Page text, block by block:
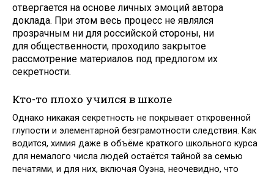
отвергается на основе личных эмоций автора
доклада. При этом весь процесс не являлся
прозрачным ни для российской стороны, ни
для общественности, проходило закрытое
рассмотрение материалов под предлогом их
секретности.
Кто-то плохо учился в школе
Однако никакая секретность не покрывает откровенной
глупости и элементарной безграмотности следствия. Как
водится, химия даже в объёме краткого школьного курса
для немалого числа людей остаётся тайной за семью
печатями, и для них, включая Оуэна, неочевидно, что